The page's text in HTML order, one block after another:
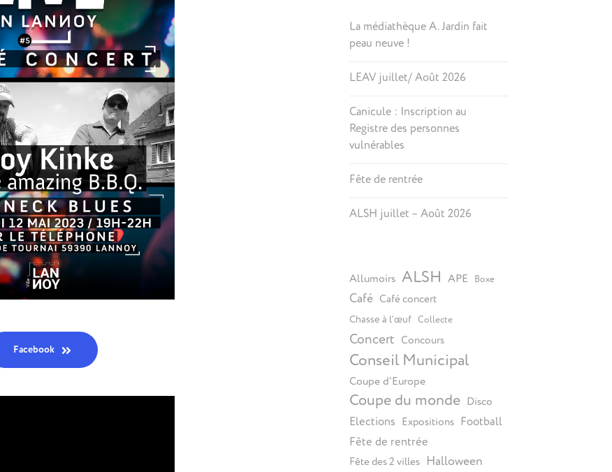
Facebook
La médiathèque A. Jardin fait
peau neuve !
LEAV juillet/ Août 2026
Canicule : Inscription au
Registre des personnes
vulnérables
Fête de rentrée
ALSH juillet – Août 2026
Allumoirs ALSH APE Boxe
Café Café concert
Chasse à l’œuf Collecte
Concert Concours
Conseil Municipal
Coupe d'Europe
Coupe du monde Disco
Elections Expositions Football
Fête de rentrée
Fête des 2 villes Halloween